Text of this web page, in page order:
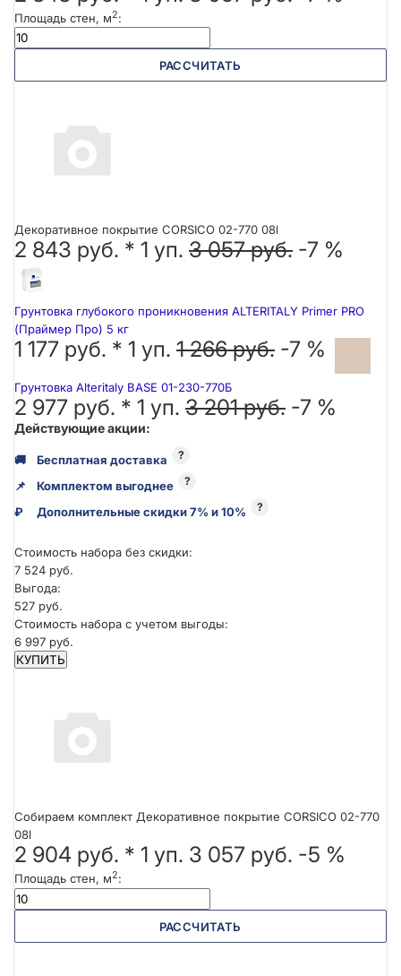
Площадь стен, м2:
РАССЧИТАТЬ
Декоративное покрытие CORSICO 02-770 08l
2 843 руб. * 1 уп. 3 057 руб. -7 %
Грунтовка глубокого проникновения ALTERITALY Primer PRO
(Праймер Про) 5 кг
1 177 руб. * 1 уп. 1 266 руб. -7 %
Грунтовка Alteritaly BASE 01-230-770Б
2 977 руб. * 1 уп. 3 201 руб. -7 %
Действующие акции:
🚚 Бесплатная доставка ?
📌 Комплектом выгоднее ?
₽ Дополнительные скидки 7% и 10% ?
Стоимость набора без скидки:
7 524 руб.
Выгода:
527 руб.
Стоимость набора с учетом выгоды:
6 997 руб.
КУПИТЬ
Собираем комплект Декоративное покрытие CORSICO 02-770
08l
2 904 руб. * 1 уп. 3 057 руб. -5 %
Площадь стен, м2:
РАССЧИТАТЬ